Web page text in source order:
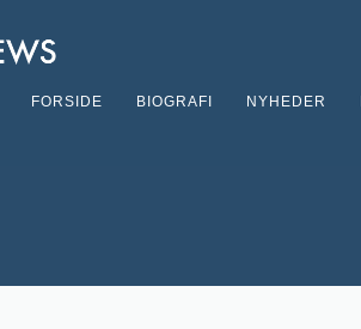
FORSIDE BIOGRAFI NYHEDER